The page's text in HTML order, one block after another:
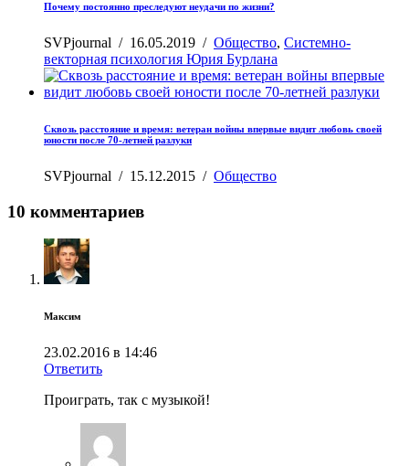
Почему постоянно преследуют неудачи по жизни?
SVPjournal / 16.05.2019 / Общество, Системно-
векторная психология Юрия Бурлана
Сквозь расстояние и время: ветеран войны впервые видит любовь своей
юности после 70-летней разлуки
SVPjournal / 15.12.2015 / Общество
10 комментариев
Максим
23.02.2016 в 14:46
Ответить
Проиграть, так с музыкой!